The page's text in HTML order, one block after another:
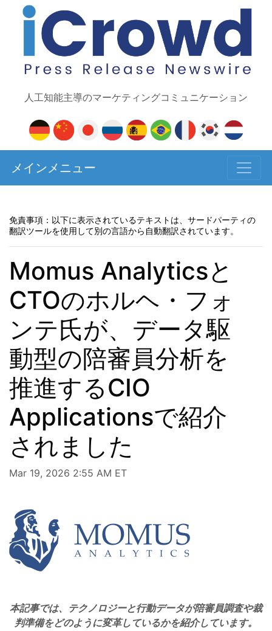
人工知能主導のマーケティングコミュニケーション
メインメニュー
免責事項：以下に表示されているテキストは、サードパーティの
翻訳ツールを使用して別の言語から自動翻訳されています。
Momus Analyticsと
CTOのホルヘ・フォ
ンテ氏が、データ駆
動型の陪審員分析を
推進するCIO
Applicationsで紹介
されました
Mar 19, 2026 2:55 AM ET
本記事では、テクノロジーと行動データが陪審員調査や裁
判準備をどのように変革しているかを紹介しています。